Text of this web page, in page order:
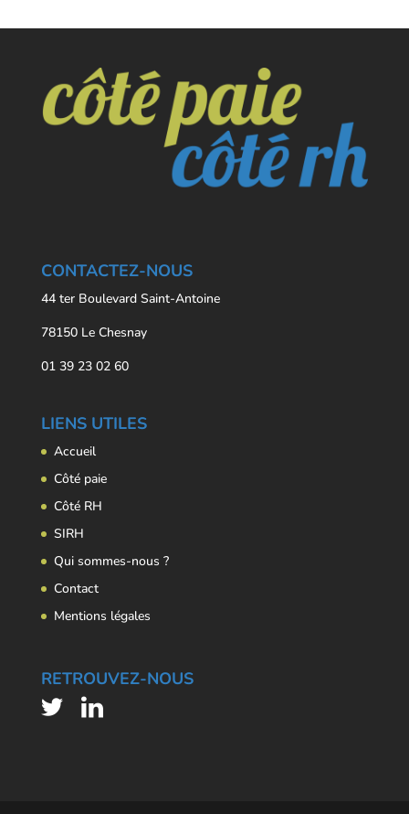
CONTACTEZ-NOUS
44 ter Boulevard Saint-Antoine
78150 Le Chesnay
01 39 23 02 60
LIENS UTILES
Accueil
Côté paie
Côté RH
SIRH
Qui sommes-nous ?
Contact
Mentions légales
RETROUVEZ-NOUS